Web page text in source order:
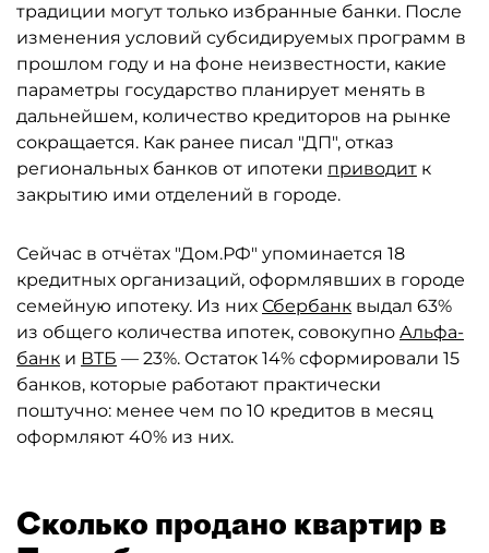
традиции могут только избранные банки. После
изменения условий субсидируемых программ в
прошлом году и на фоне неизвестности, какие
параметры государство планирует менять в
дальнейшем, количество кредиторов на рынке
сокращается. Как ранее писал "ДП", отказ
региональных банков от ипотеки приводит к
закрытию ими отделений в городе.
Сейчас в отчётах "Дом.РФ" упоминается 18
кредитных организаций, оформлявших в городе
семейную ипотеку. Из них Сбербанк выдал 63%
из общего количества ипотек, совокупно Альфа-
банк и ВТБ — 23%. Остаток 14% сформировали 15
банков, которые работают практически
поштучно: менее чем по 10 кредитов в месяц
оформляют 40% из них.
Сколько продано квартир в